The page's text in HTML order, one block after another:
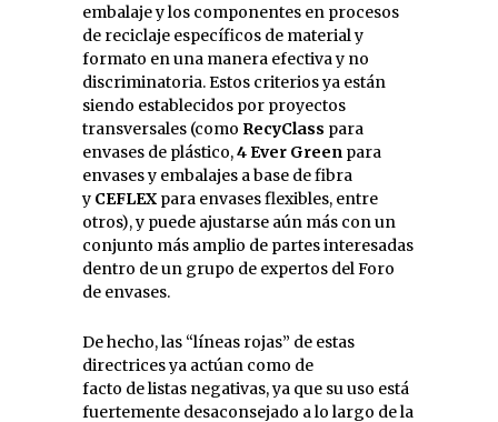
embalaje y los componentes en procesos
de reciclaje específicos de material y
formato en una manera efectiva y no
discriminatoria. Estos criterios ya están
siendo establecidos por proyectos
transversales (como RecyClass para
envases de plástico,4Ever Green para
envases y embalajes a base de fibra
y CEFLEX para envases flexibles, entre
otros), y puede ajustarse aún más con un
conjunto más amplio de partes interesadas
dentro de un grupo de expertos del Foro
de envases.
De hecho, las “líneas rojas” de estas
directrices ya actúan como de
facto de listas negativas, ya que su uso está
fuertemente desaconsejado a lo largo de la